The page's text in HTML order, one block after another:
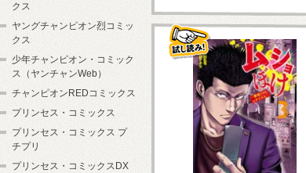
クス
ヤングチャンピオン烈コミッ
クス
少年チャンピオン・コミック
ス（ヤンチャンWeb）
チャンピオンREDコミックス
プリンセス・コミックス
プリンセス・コミックス プ
チプリ
プリンセス・コミックスDX